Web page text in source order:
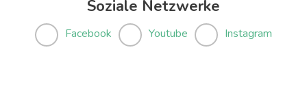
Soziale Netzwerke
Facebook Youtube Instagram